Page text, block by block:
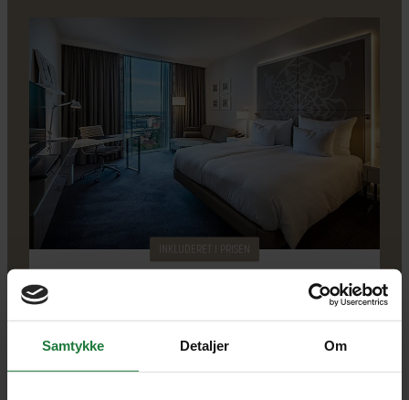
Samtykke Detaljer Om
INKLUDERET I PRISEN
Clarion Hotel Copenhagen